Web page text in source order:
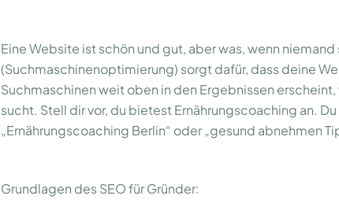
Eine Website ist schön und gut, aber was, wenn
(Suchmaschinenoptimierung) sorgt dafür, dass deine
Suchmaschinen weit oben in den Ergebnissen
sucht. Stell dir vor, du bietest Ernährungscoaching an.
„Ernährungscoaching Berlin“ oder „gesund abnehmen
Grundlagen des SEO für Gründer: